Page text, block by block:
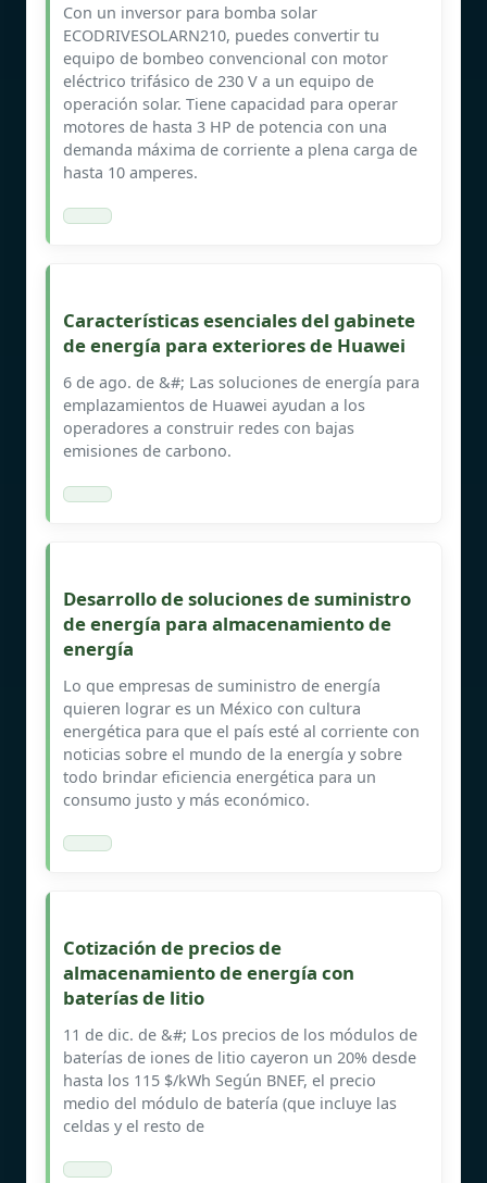
Con un inversor para bomba solar
ECODRIVESOLARN210, puedes convertir tu
equipo de bombeo convencional con motor
eléctrico trifásico de 230 V a un equipo de
operación solar. Tiene capacidad para operar
motores de hasta 3 HP de potencia con una
demanda máxima de corriente a plena carga de
hasta 10 amperes.
Características esenciales del gabinete
de energía para exteriores de Huawei
6 de ago. de &#; Las soluciones de energía para
emplazamientos de Huawei ayudan a los
operadores a construir redes con bajas
emisiones de carbono.
Desarrollo de soluciones de suministro
de energía para almacenamiento de
energía
Lo que empresas de suministro de energía
quieren lograr es un México con cultura
energética para que el país esté al corriente con
noticias sobre el mundo de la energía y sobre
todo brindar eficiencia energética para un
consumo justo y más económico.
Cotización de precios de
almacenamiento de energía con
baterías de litio
11 de dic. de &#; Los precios de los módulos de
baterías de iones de litio cayeron un 20% desde
hasta los 115 $/kWh Según BNEF, el precio
medio del módulo de batería (que incluye las
celdas y el resto de